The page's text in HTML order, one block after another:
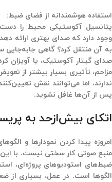
استفاده هوشمندانه از فضای ضبط:
پتانسیل آکوستیکی محیط را
وجود دارد که صدای بهتری ارائه
به آن منتقل کرد؟ گاهی جابه‌جایی
صدای گیتار آکوستیک، یا آویزان
مزاحم، تأثیری بسیار بیشتر از
ندارند، اما می‌توانند نقش
پس از آن‌ها غافل نشوید.
اتکای بیش‌ازحد به
امروزه پیدا کردن نمودارها و
منبع صوتی کار سختی نیست. با این
ضبط‌های استودیوهای پروژه‌ای،
الگوها است. در عمل، بسیاری از